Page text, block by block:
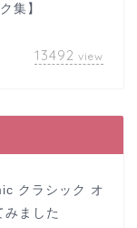
集】
13492 view
クラシック オ
ました